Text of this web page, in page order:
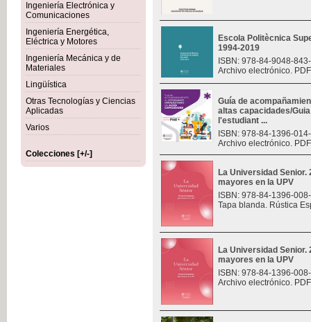
Ingeniería Electrónica y
Comunicaciones
Ingeniería Energética,
Eléctrica y Motores
Ingeniería Mecánica y de
Materiales
Lingüística
Otras Tecnologías y Ciencias
Aplicadas
Varios
Colecciones [+/-]
Escola Politècnica
1994-2019
ISBN: 978-84-9048-
Archivo electrónico.
Guía de
altas capacidades/
l'estudiant ...
ISBN: 978-84-1396-
Archivo electrónico.
La Universidad
mayores en la UPV
ISBN: 978-84-1396-
Tapa blanda. Rústica
La Universidad
mayores en la UPV
ISBN: 978-84-1396-
Archivo electrónico.